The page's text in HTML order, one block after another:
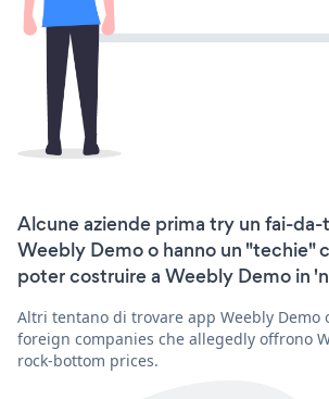
Alcune aziende prima try un fai-da-
Weebly Demo o hanno un "techie"
poter costruire a Weebly Demo in
Altri tentano di trovare app Weebly Demo
foreign companies che allegedly offrono
rock-bottom prices.